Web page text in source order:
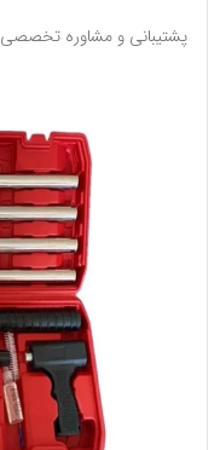
پشتیبانی و مشاوره تخصصی